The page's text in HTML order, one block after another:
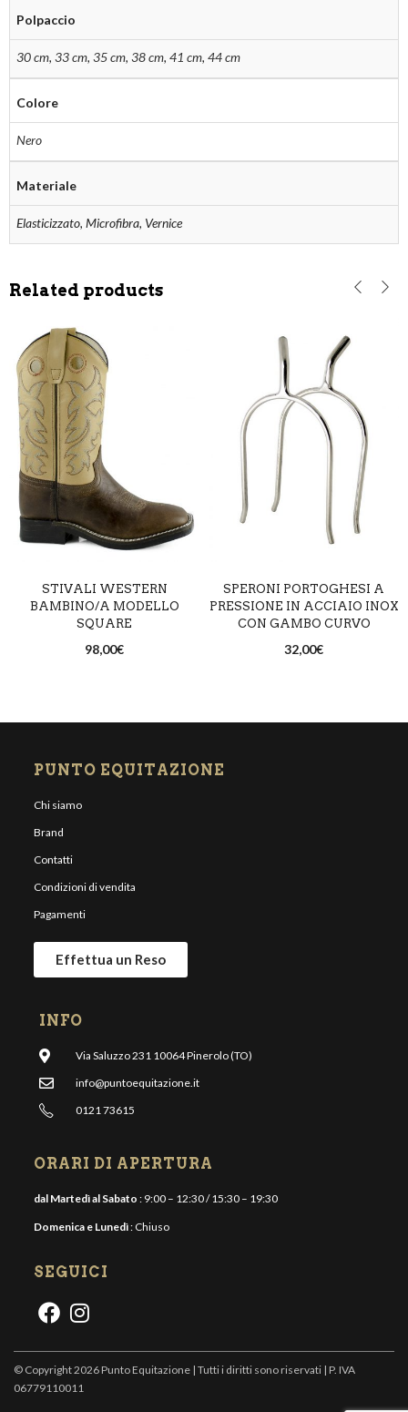
Polpaccio
30 cm, 33 cm, 35 cm, 38 cm, 41 cm, 44 cm
Colore
Nero
Materiale
Elasticizzato, Microfibra, Vernice
Related products
STIVALI WESTERN
BAMBINO/A MODELLO
SQUARE
98,00€
SPERONI PORTOGHESI A
PRESSIONE IN ACCIAIO INOX
CON GAMBO CURVO
32,00€
PUNTO EQUITAZIONE
Chi siamo
Brand
Contatti
Condizioni di vendita
Pagamenti
Effettua un Reso
INFO
Via Saluzzo 231 10064 Pinerolo (TO)
info@puntoequitazione.it
0121 73615
ORARI DI APERTURA
dal Martedì al Sabato : 9:00 – 12:30 / 15:30 – 19:30
Domenica e Lunedì: Chiuso
SEGUICI
© Copyright 2026 Punto Equitazione | Tutti i diritti sono riservati | P. IVA
06779110011